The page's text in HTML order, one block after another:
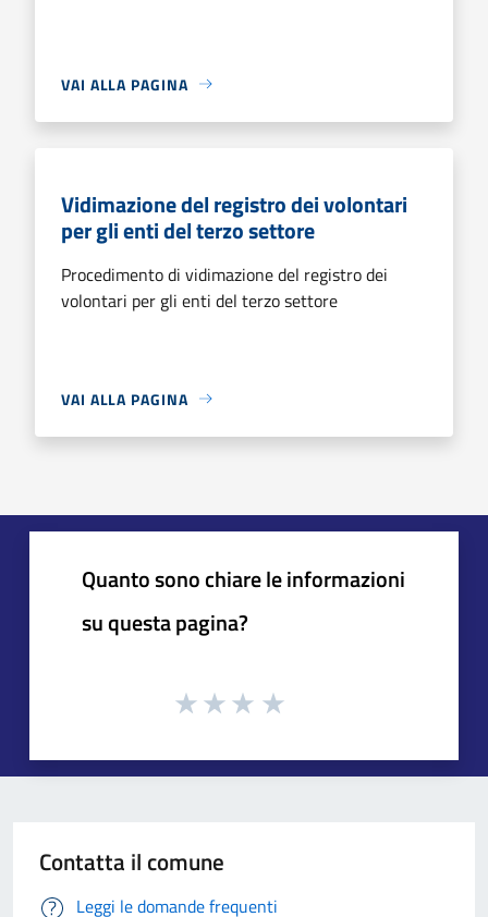
VAI ALLA PAGINA
Vidimazione del registro dei volontari
per gli enti del terzo settore
Procedimento di vidimazione del registro dei
volontari per gli enti del terzo settore
VAI ALLA PAGINA
Quanto sono chiare le informazioni
su questa pagina?
Contatta il comune
Leggi le domande frequenti